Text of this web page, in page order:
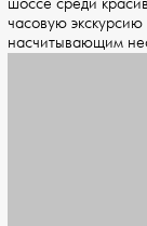
часовую
насчитывающим